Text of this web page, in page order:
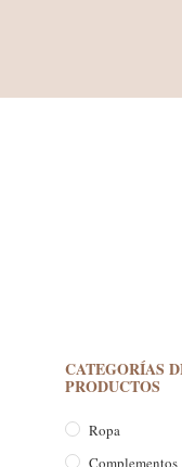
CATEGORÍAS
PRODUCTOS
Ropa
Complementos